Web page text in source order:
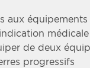
aux
de deux
progressifs